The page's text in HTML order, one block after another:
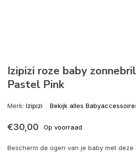
Izipizi roze baby
Pastel Pink
Merk: Izipizi Bekijk alles
€30,00 Op voorraad
Bescherm de ogen van je baby met deze